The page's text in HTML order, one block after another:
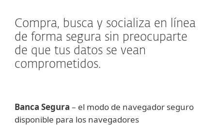
Compra, busca y socializa en línea
de forma segura sin preocuparte
de que tus datos se vean
comprometidos.
Banca Segura – el modo de navegador seguro
disponible para los navegadores